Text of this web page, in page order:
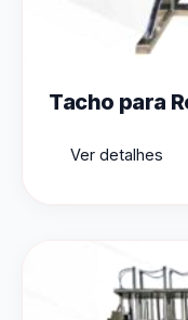
Tacho para
Ver detalhes